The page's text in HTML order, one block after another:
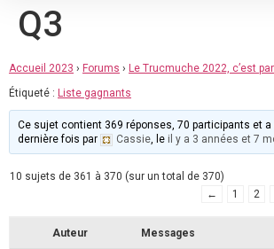
Q3
Accueil 2023 › Forums › Le Trucmuche 2022, c’est
Étiqueté : Liste gagnants
Ce sujet contient 369 réponses, 70 participants et a
dernière fois par
Cassie, le il y a 3 années et 7
10 sujets de 361 à 370 (sur un total de 370)
←
1 2
Auteur Messages